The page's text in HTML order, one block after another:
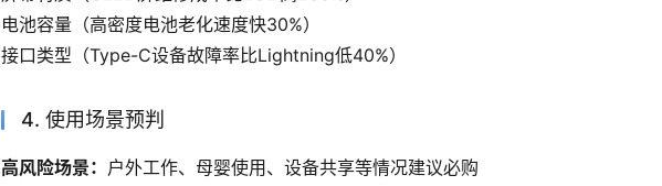
电池容量（高密度电池老化速度快30%）
接口类型（Type-C设备故障率比Lightning低40%）
4. 使用场景预判
高风险场景： 户外工作、母婴使用、设备共享等情况建议必购